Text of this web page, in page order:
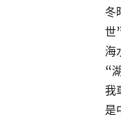
冬
世
海
“
我
是